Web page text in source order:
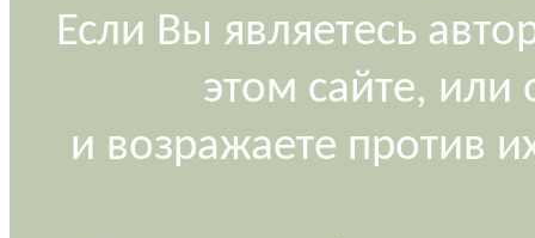
Если Вы являетесь
этом сайте, или
и возражаете против